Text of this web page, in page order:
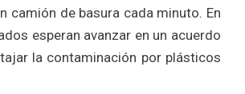
camión de basura cada minuto. En
esperan avanzar en un acuerdo
la contaminación por plásticos